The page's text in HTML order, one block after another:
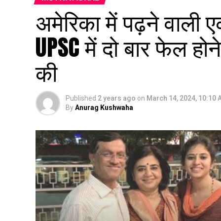
अमेरिका में पढ़ने
UPSC में दो बार फेल
की
Published 2 years ago on March 14, 2024, 10:10
ByAnurag Kushwaha